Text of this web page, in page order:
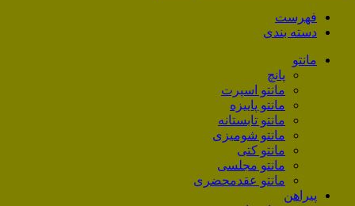
فهرست
دسته بندی
مانتو
پانچ
مانتو اسپرت
مانتو پاییزه
مانتو تابستانه
مانتو شومیزی
مانتو کتی
مانتو مجلسی
مانتو عقد‌محضری
پیراهن